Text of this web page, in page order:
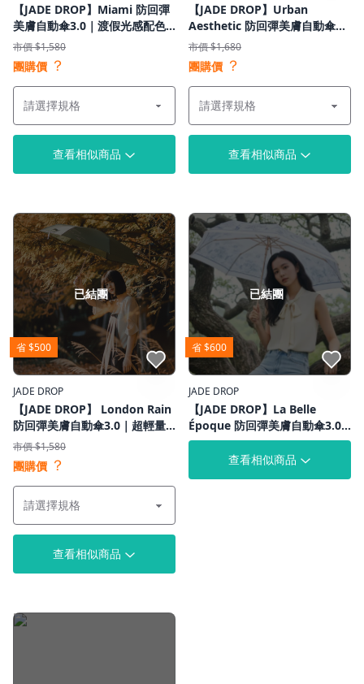
【JADE DROP】Miami 防回彈
美膚自動傘3.0｜渡假光感配色
｜2025漸層新款｜UPF1000+｜
專利抗 UV
市價 $1,580
團購價 ？
查看相似商品
【JADE DROP】Urban
Aesthetic 防回彈美膚自動傘
3.0｜都會通勤持妝友善｜
UPF1000+｜光學防曬
市價 $1,680
團購價 ？
查看相似商品
省 $500
已結團
點我收藏
JADE DROP
【JADE DROP】 London Rain
防回彈美膚自動傘3.0｜超輕量
省力不卡手｜UPF1000+｜專利
抗UV
市價 $1,580
團購價 ？
查看相似商品
省 $600
已結團
點我收藏
JADE DROP
【JADE DROP】La Belle
Époque 防回彈美膚自動傘3.0
｜妝容透亮不暗沉｜
UPF1000+｜專利抗UV
查看相似商品